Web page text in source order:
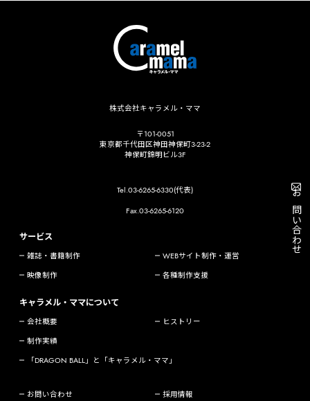
株式会社キャラメル・ママ
〒101-0051
東京都千代田区神田神保町3-23-2
神保町錦明ビル3F
Tel.03-6265-6330(代表)
Fax.03-6265-6120
サービス
雑誌・書籍制作
WEBサイト制作・運営
映像制作
各種制作支援
キャラメル・ママについて
会社概要
ヒストリー
制作実績
「DRAGON BALL」と「キャラメル・ママ」
お問い合わせ 採用情報
お問い合わせ